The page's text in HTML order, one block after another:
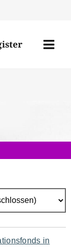
Menü
in